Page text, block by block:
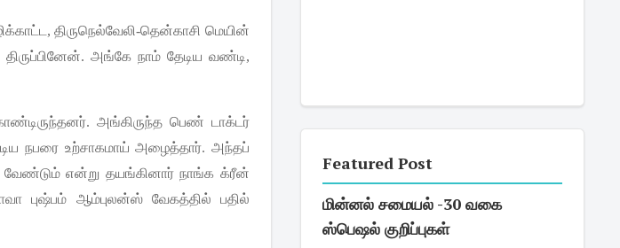
,திருநெல்வேலி-தென்காசி மெயின்
திருப்பினேன்.அங்கே நாம் தேடிய வண்டி,
. அங்கிருந்த பெண் டாக்டர்
நபரை உற்சாகமாய் அழைத்தார். அந்தப்
வேண்டும் என்று தயங்கினார் நாங்க க்ரீன்
புஷ்பம் ஆம்புலன்ஸ் வேகத்தில்
பதில்
Featured Post
மின்னல் சமையல் -30 வகை
ஸ்பெஷல் குறிப்புகள்